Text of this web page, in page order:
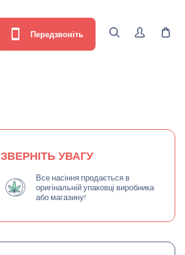
Передзвоніть
ЗВЕРНІТЬ УВАГУ
Все насіння продається в
оригінальній упаковці виробника
або магазину!